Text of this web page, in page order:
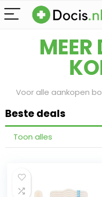
Bereid je
Voor alle aankopen
Beste deals
Toon alles